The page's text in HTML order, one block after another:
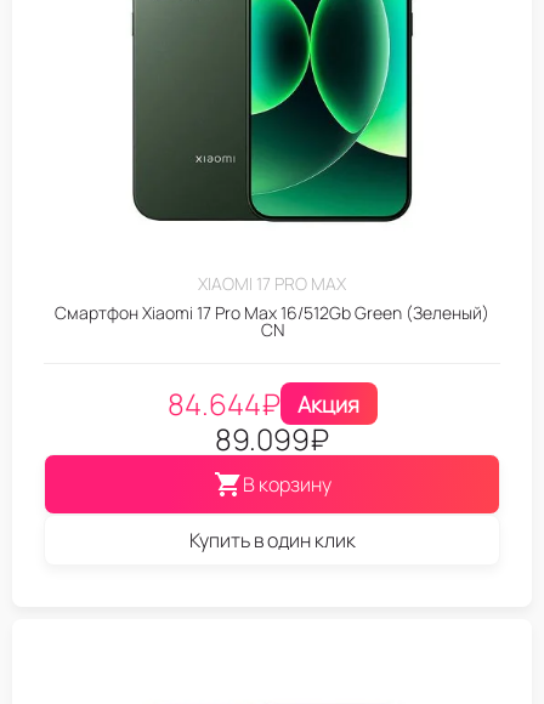
XIAOMI 17 PRO MAX
Смартфон Xiaomi 17 Pro Max 16/512Gb Green (Зеленый)
CN
84.644₽ Акция
89.099₽
В корзину
Купить в один клик